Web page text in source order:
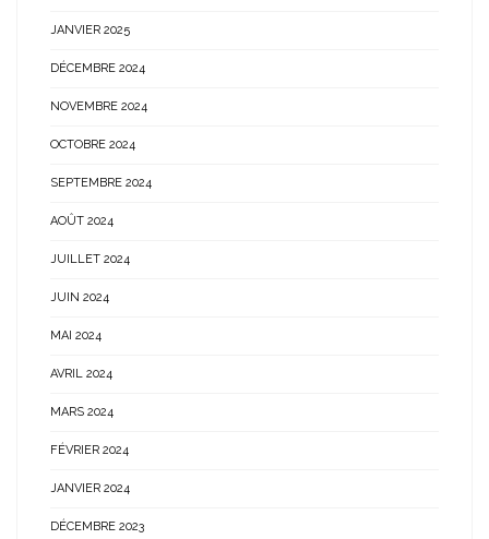
JANVIER 2025
DÉCEMBRE 2024
NOVEMBRE 2024
OCTOBRE 2024
SEPTEMBRE 2024
AOÛT 2024
JUILLET 2024
JUIN 2024
MAI 2024
AVRIL 2024
MARS 2024
FÉVRIER 2024
JANVIER 2024
DÉCEMBRE 2023